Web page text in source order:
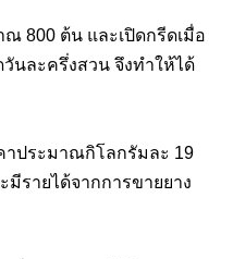
ณ 800 ต้น และเปิดกรีดเมื่อ
นละครึ่งสวน จึงทำให้ได้
าประมาณกิโลกรัมละ 19
รายได้จากการขายยาง